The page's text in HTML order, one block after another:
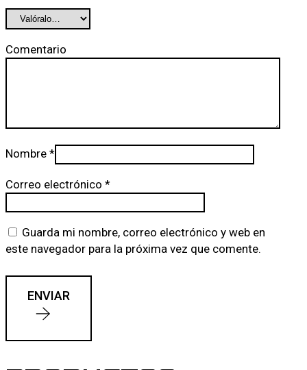
Comentario
Nombre *
Correo electrónico *
Guarda mi nombre, correo electrónico y web en
este navegador para la próxima vez que comente.
ENVIAR